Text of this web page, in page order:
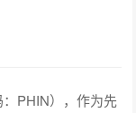
PHIN），作为先